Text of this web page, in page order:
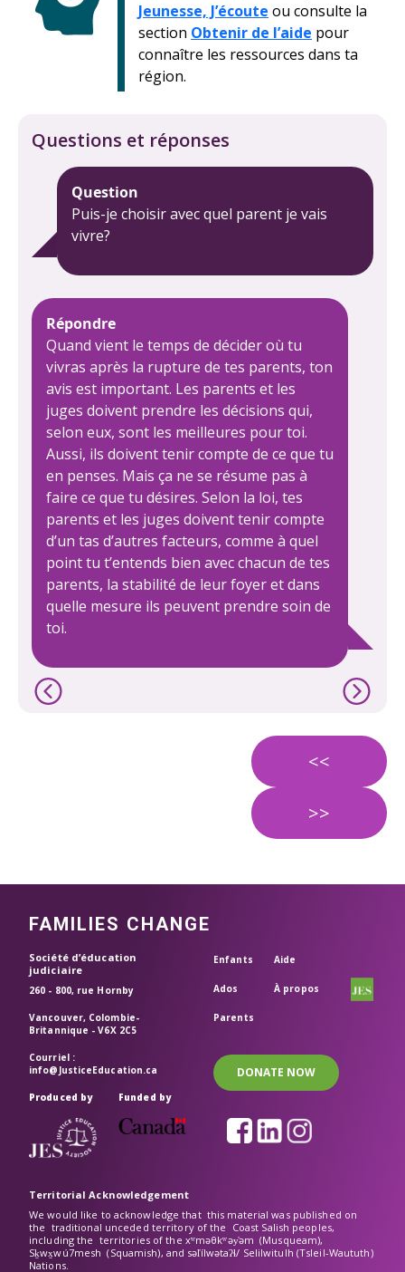
Jeunesse, J’écoute ou consulte la
section Obtenir de l’aide pour
connaître les ressources dans ta
région.
Questions et réponses
Question
Puis-je choisir avec quel parent je vais
vivre?
Répondre
Quand vient le temps de décider où tu
vivras après la rupture de tes parents, ton
avis est important. Les parents et les
juges doivent prendre les décisions qui,
selon eux, sont les meilleures pour toi.
Aussi, ils doivent tenir compte de ce que tu
en penses. Mais ça ne se résume pas à
faire ce que tu désires. Selon la loi, tes
parents et les juges doivent tenir compte
d’un tas d’autres facteurs, comme à quel
point tu t’entends bien avec chacun de tes
parents, la stabilité de leur foyer et dans
quelle mesure ils peuvent prendre soin de
toi.
<<
>>
FAMILIES CHANGE
Société d’éducation
judiciaire
260 - 800, rue Hornby
Vancouver, Colombie-
Britannique - V6X 2C5
Courriel :
info@JusticeEducation.ca
Produced by Funded by
Header top
Enfants
Ados
Parents
Aide
À propos
DONATE NOW
Territorial Acknowledgement
We would like to acknowledge that this material was published on
the traditional unceded territory of the Coast Salish peoples,
including the territories of the xʷməθkʷəy̓əm (Musqueam),
Sḵwx̱wú7mesh (Squamish), and səl̓ílwətaʔɬ/ Selilwitulh (Tsleil-Waututh)
Nations.